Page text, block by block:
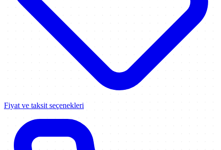
Fiyat ve taksit seçenekleri